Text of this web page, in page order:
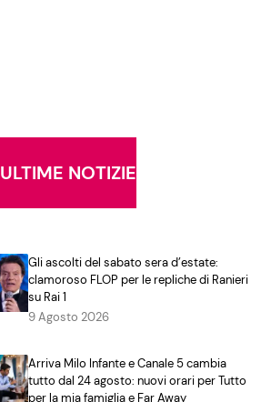
ULTIME NOTIZIE
Gli ascolti del sabato sera d’estate:
clamoroso FLOP per le repliche di Ranieri
su Rai 1
9 Agosto 2026
Arriva Milo Infante e Canale 5 cambia
tutto dal 24 agosto: nuovi orari per Tutto
per la mia famiglia e Far Away